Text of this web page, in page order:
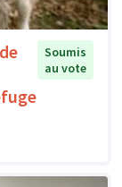
Soumis
au vote